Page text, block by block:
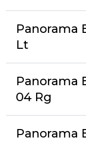
Panorama
Lt
Panorama
04 Rg
Panorama